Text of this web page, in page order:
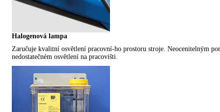
Halogenová lampa
Zaručuje kvalitní osvětlení pracovní-ho prostoru stroje. Neocenitelným
nedostatečném osvětlení na pracovišti.